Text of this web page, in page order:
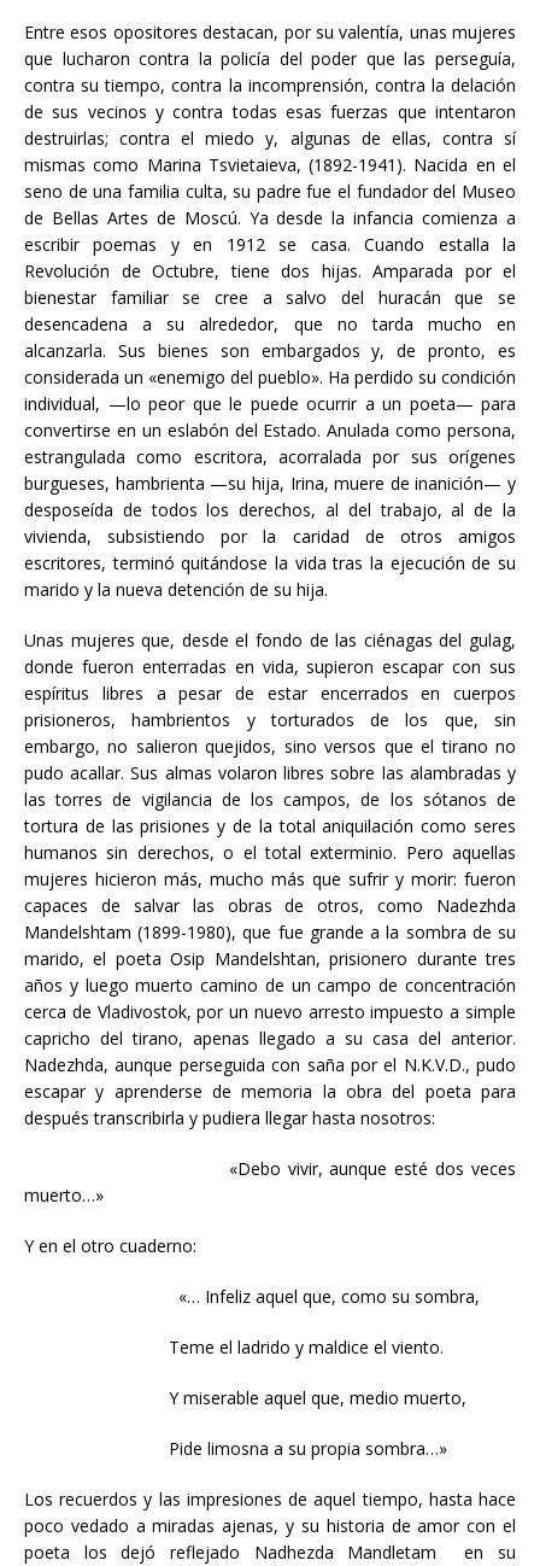
Entre esos opositores destacan, por su valentía, unas mujeres
que lucharon contra la policía del poder que las perseguía,
contra su tiempo, contra la incomprensión, contra la delación
de sus vecinos y contra todas esas fuerzas que intentaron
destruirlas; contra el miedo y, algunas de ellas, contra sí
mismas como Marina Tsvietaieva, (1892-1941). Nacida en el
seno de una familia culta, su padre fue el fundador del Museo
de Bellas Artes de Moscú. Ya desde la infancia comienza a
escribir poemas y en 1912 se casa. Cuando estalla la
Revolución de Octubre, tiene dos hijas. Amparada por el
bienestar familiar se cree a salvo del huracán que se
desencadena a su alrededor, que no tarda mucho en
alcanzarla. Sus bienes son embargados y, de pronto, es
considerada un «enemigo del pueblo». Ha perdido su condición
individual, —lo peor que le puede ocurrir a un poeta— para
convertirse en un eslabón del Estado. Anulada como persona,
estrangulada como escritora, acorralada por sus orígenes
burgueses, hambrienta —su hija, Irina, muere de inanición— y
desposeída de todos los derechos, al del trabajo, al de la
vivienda, subsistiendo por la caridad de otros amigos
escritores, terminó quitándose la vida tras la ejecución de su
marido y la nueva detención de su hija.
Unas mujeres que, desde el fondo de las ciénagas del gulag,
donde fueron enterradas en vida, supieron escapar con sus
espíritus libres a pesar de estar encerrados en cuerpos
prisioneros, hambrientos y torturados de los que, sin
embargo, no salieron quejidos, sino versos que el tirano no
pudo acallar. Sus almas volaron libres sobre las alambradas y
las torres de vigilancia de los campos, de los sótanos de
tortura de las prisiones y de la total aniquilación como seres
humanos sin derechos, o el total exterminio. Pero aquellas
mujeres hicieron más, mucho más que sufrir y morir: fueron
capaces de salvar las obras de otros, como Nadezhda
Mandelshtam (1899-1980), que fue grande a la sombra de su
marido, el poeta Osip Mandelshtan, prisionero durante tres
años y luego muerto camino de un campo de concentración
cerca de Vladivostok, por un nuevo arresto impuesto a simple
capricho del tirano, apenas llegado a su casa del anterior.
Nadezhda, aunque perseguida con saña por el N.K.V.D., pudo
escapar y aprenderse de memoria la obra del poeta para
después transcribirla y pudiera llegar hasta nosotros:
«Debo vivir, aunque esté dos veces
muerto…»
Y en el otro cuaderno:
«… Infeliz aquel que, como su sombra,
Teme el ladrido y maldice el viento.
Y miserable aquel que, medio muerto,
Pide limosna a su propia sombra…»
Los recuerdos y las impresiones de aquel tiempo, hasta hace
poco vedado a miradas ajenas, y su historia de amor con el
poeta los dejó reflejado Nadhezda Mandletam en su